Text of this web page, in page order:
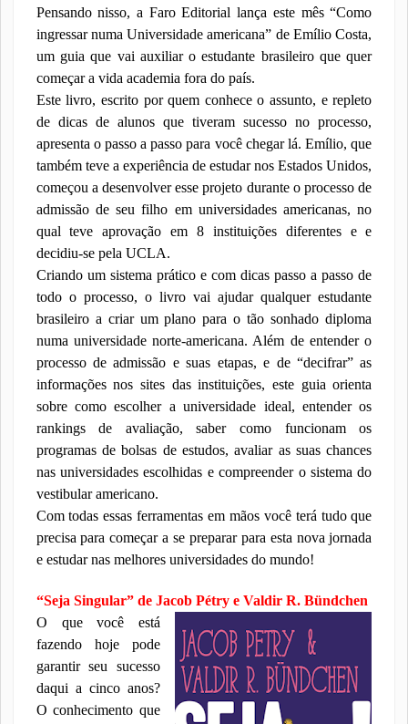
Pensando nisso, a Faro Editorial lança este mês “Como
ingressar numa Universidade americana” de Emílio Costa,
um guia que vai auxiliar o estudante brasileiro que quer
começar a vida academia fora do país.
Este livro, escrito por quem conhece o assunto, e repleto
de dicas de alunos que tiveram sucesso no processo,
apresenta o passo a passo para você chegar lá. Emílio, que
também teve a experiência de estudar nos Estados Unidos,
começou a desenvolver esse projeto durante o processo de
admissão de seu filho em universidades americanas, no
qual teve aprovação em 8 instituições diferentes e e
decidiu-se pela UCLA.
Criando um sistema prático e com dicas passo a passo de
todo o processo, o livro vai ajudar qualquer estudante
brasileiro a criar um plano para o tão sonhado diploma
numa universidade norte-americana. Além de entender o
processo de admissão e suas etapas, e de “decifrar” as
informações nos sites das instituições, este guia orienta
sobre como escolher a universidade ideal, entender os
rankings de avaliação, saber como funcionam os
programas de bolsas de estudos, avaliar as suas chances
nas universidades escolhidas e compreender o sistema do
vestibular americano.
Com todas essas ferramentas em mãos você terá tudo que
precisa para começar a se preparar para esta nova jornada
e estudar nas melhores universidades do mundo!
“Seja Singular” de Jacob Pétry e Valdir R. Bündchen
O que você está
fazendo hoje pode
garantir seu sucesso
daqui a cinco anos?
O conhecimento que